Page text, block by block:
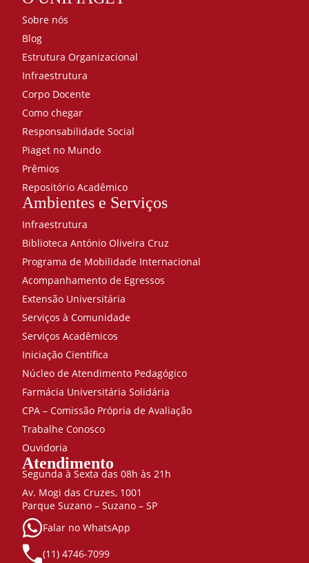
Clínica
10
Manual –
Técnicas
miofasciais
Bandagens
terapêuticas
Abordagem
Terapêutica
Aspectos
biopsicossociais na
reabilitação
Reabilitação,
prevenção e retorno a
prática esportiva do
atleta
Prescrição do exercício
terapêutico e
Treinamento Funcional
baseado em evidências
clínicas
20
360
Sobre nós
Blog
Estrutura Organizacional
Infraestrutura
Corpo Docente
Como chegar
Responsabilidade Social
Piaget no Mundo
Prêmios
Repositório Acadêmico
Ambientes e Serviços
Infraestrutura
Biblioteca António Oliveira Cruz
Programa de Mobilidade Internacional
Acompanhamento de Egressos
Extensão Universitária
Serviços à Comunidade
Serviços Acadêmicos
Iniciação Científica
Núcleo de Atendimento Pedagógico
Farmácia Universitária Solidária
CPA – Comissão Própria de Avaliação
Trabalhe Conosco
Ouvidoria
Atendimento
Segunda à Sexta das 08h às 21h
Av. Mogi das Cruzes, 1001
Parque Suzano – Suzano – SP
Falar no WhatsApp
(11) 4746-7099